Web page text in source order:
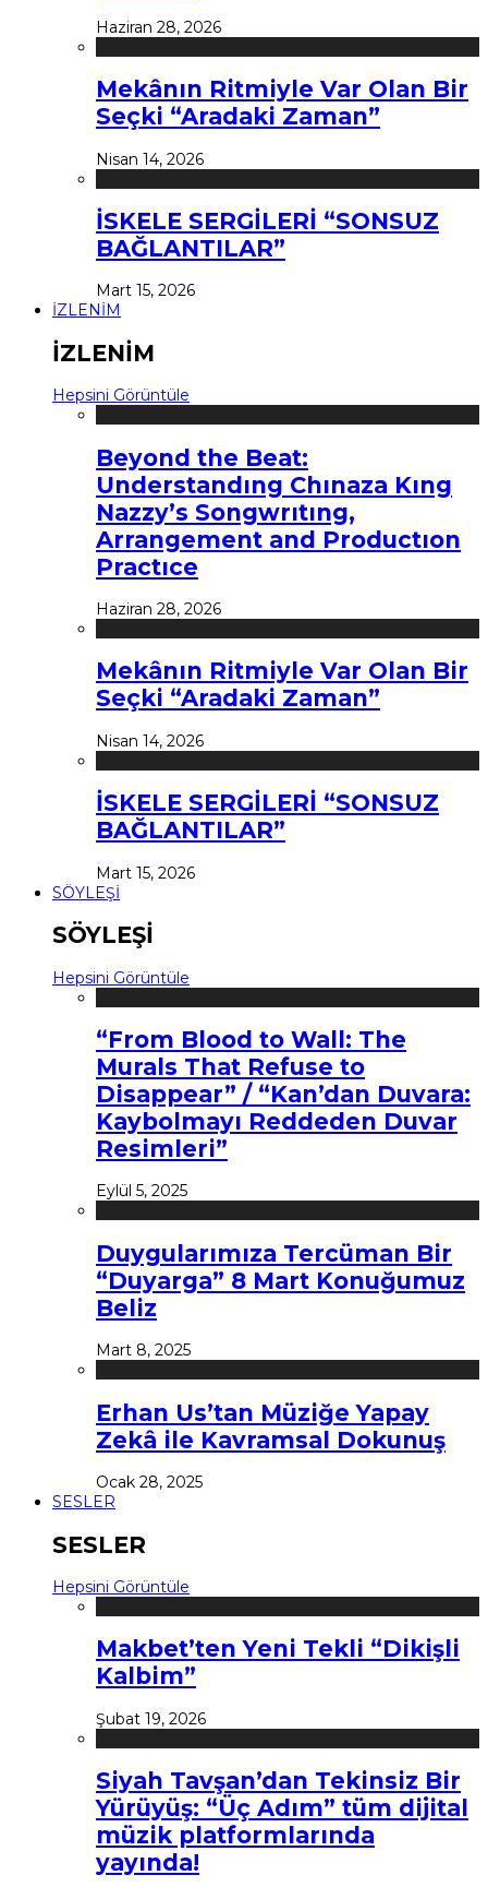
Haziran 28, 2026
Mekânın Ritmiyle Var Olan Bir
Seçki “Aradaki Zaman”
Nisan 14, 2026
İSKELE SERGİLERİ “SONSUZ
BAĞLANTILAR”
Mart 15, 2026
İZLENİM
İZLENİM
Hepsini Görüntüle
Beyond the Beat:
Understandıng Chınaza Kıng
Nazzy’s Songwrıtıng,
Arrangement and Productıon
Practıce
Haziran 28, 2026
Mekânın Ritmiyle Var Olan Bir
Seçki “Aradaki Zaman”
Nisan 14, 2026
İSKELE SERGİLERİ “SONSUZ
BAĞLANTILAR”
Mart 15, 2026
SÖYLEŞİ
SÖYLEŞİ
Hepsini Görüntüle
“From Blood to Wall: The
Murals That Refuse to
Disappear” / “Kan’dan Duvara:
Kaybolmayı Reddeden Duvar
Resimleri”
Eylül 5, 2025
Duygularımıza Tercüman Bir
“Duyarga” 8 Mart Konuğumuz
Beliz
Mart 8, 2025
Erhan Us’tan Müziğe Yapay
Zekâ ile Kavramsal Dokunuş
Ocak 28, 2025
SESLER
SESLER
Hepsini Görüntüle
Makbet’ten Yeni Tekli “Dikişli
Kalbim”
Şubat 19, 2026
Siyah Tavşan’dan Tekinsiz Bir
Yürüyüş: “Üç Adım” tüm dijital
müzik platformlarında
yayında!